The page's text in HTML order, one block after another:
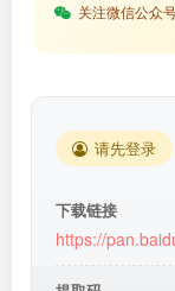
关注微信公众
请先登录
下载链接
https://